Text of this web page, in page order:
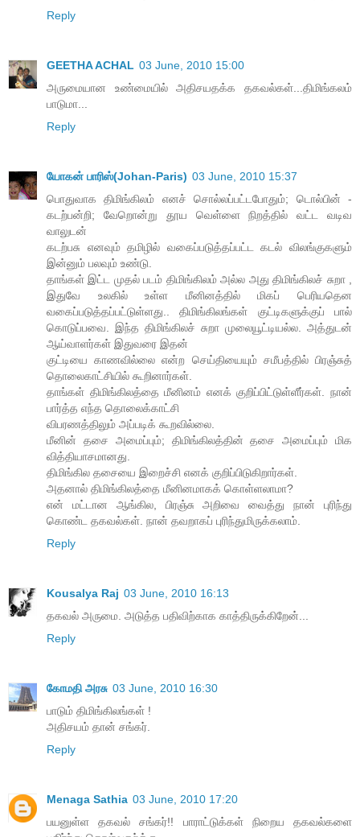
Reply
GEETHA ACHAL 03 June, 2010 15:00
அருமையான உண்மையில் அதிசயதக்க தகவல்கள்...திமிங்கலம்
பாடுமா...
Reply
யோகன் பாரிஸ்(Johan-Paris) 03 June, 2010 15:37
பொதுவாக திமிங்கிலம் எனச் சொல்லப்பட்டபோதும்; டொல்பின் -
கடற்பன்றி; வேறொன்று தூய வெள்ளை நிறத்தில் வட்ட வடிவ
வாலுடன்
கடற்பசு எனவும் தமிழில் வகைப்படுத்தப்பட்ட கடல் விலங்குகளும்
இன்னும் பலவும் உண்டு.
தாங்கள் இட்ட முதல் படம் திமிங்கிலம் அல்ல அது திமிங்கிலச் சுறா ,
இதுவே உலகில் உள்ள மீனினத்தில் மிகப் பெரியதென
வகைப்படுத்தப்பட்டுள்ளது.. திமிங்கிலங்கள் குட்டிகளுக்குப் பால்
கொடுப்பவை. இந்த திமிங்கிலச் சுறா முலையூட்டியல்ல. அத்துடன்
ஆய்வாளர்கள் இதுவரை இதன்
குட்டியை காணவில்லை என்ற செய்தியையும் சமீபத்தில் பிரஞ்சுத்
தொலைகாட்சியில் கூறினார்கள்.
தாங்கள் திமிங்கிலத்தை மீனினம் எனக் குறிப்பிட்டுள்ளீர்கள். நான்
பார்த்த எந்த தொலைக்காட்சி
விபரணத்திலும் அப்படிக் கூறவில்லை.
மீனின் தசை அமைப்பும்; திமிங்கிலத்தின் தசை அமைப்பும் மிக
வித்தியாசமானது.
திமிங்கில தசையை இறைச்சி எனக் குறிப்பிடுகிறார்கள்.
அதனால் திமிங்கிலத்தை மீனினமாகக் கொள்ளலாமா?
என் மட்டான ஆங்கில, பிரஞ்சு அறிவை வைத்து நான் புரிந்து
கொண்ட தகவல்கள். நான் தவறாகப் புரிந்துமிருக்கலாம்.
Reply
Kousalya Raj 03 June, 2010 16:13
தகவல் அருமை. அடுத்த பதிவிற்காக காத்திருக்கிறேன்...
Reply
கோமதி அரசு 03 June, 2010 16:30
பாடும் திமிங்கிலங்கள் !
அதிசயம் தான் சங்கர்.
Reply
Menaga Sathia 03 June, 2010 17:20
பயனுள்ள தகவல் சங்கர்!! பாராட்டுக்கள் நிறைய தகவல்களை